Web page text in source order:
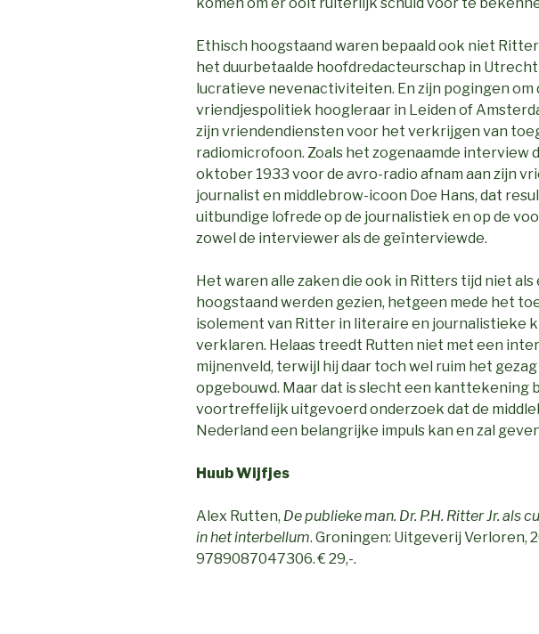
Ethisch hoogstaand waren bepaald ook niet
het duurbetaalde hoofdredacteurschap in
lucratieve nevenactiviteiten. En zijn pogingen om
vriendjespolitiek hoogleraar in Leiden of
zijn vriendendiensten voor het verkrijgen van
radiomicrofoon. Zoals het zogenaamde interview
oktober 1933 voor de avro-radio afnam aan zijn
journalist en middlebrow-icoon Doe Hans, dat
uitbundige lofrede op de journalistiek en op de
zowel de interviewer als de geïnterviewde.
Het waren alle zaken die ook in Ritters tijd niet
hoogstaand werden gezien, hetgeen mede het
isolement van Ritter in literaire en journalistieke
verklaren. Helaas treedt Rutten niet met een
mijnenveld, terwijl hij daar toch wel ruim het
opgebouwd. Maar dat is slecht een kanttekening
voortreffelijk uitgevoerd onderzoek dat de
Nederland een belangrijke impuls kan en zal
Huub Wijfjes
Alex Rutten, De publieke man. Dr. P.H. Ritter Jr. als
in het interbellum. Groningen: Uitgeverij Verloren,
9789087047306. € 29,-.